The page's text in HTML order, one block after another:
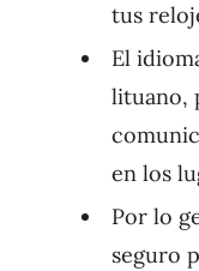
tus
El
lituano,
en los
Por lo
seguro